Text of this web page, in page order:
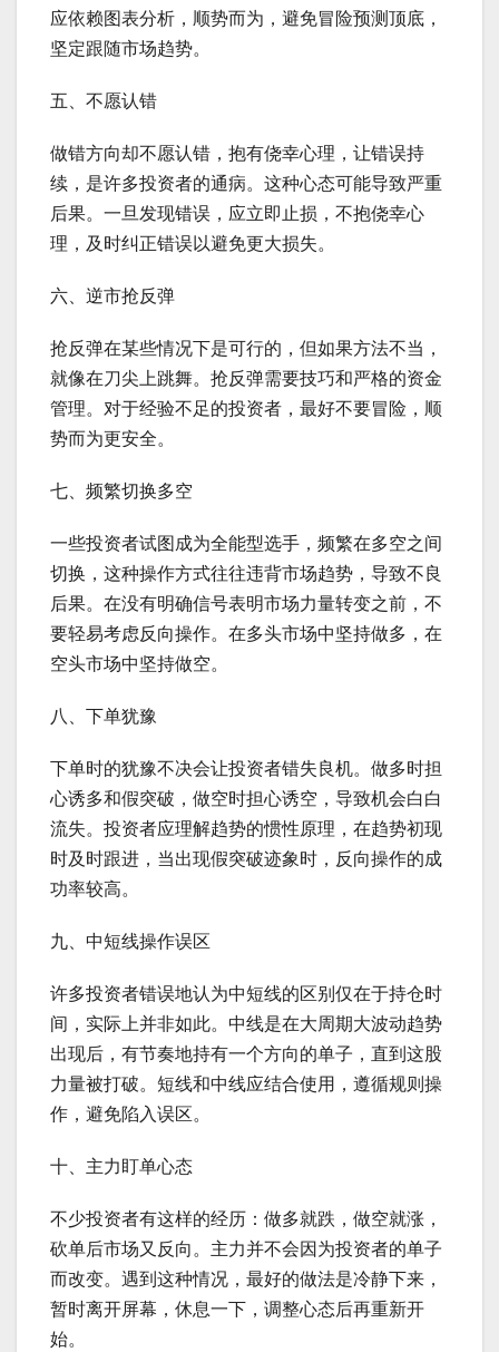
应依赖图表分析，顺势而为，避免冒险预测顶底，
坚定跟随市场趋势。
五、不愿认错
做错方向却不愿认错，抱有侥幸心理，让错误持
续，是许多投资者的通病。这种心态可能导致严重
后果。一旦发现错误，应立即止损，不抱侥幸心
理，及时纠正错误以避免更大损失。
六、逆市抢反弹
抢反弹在某些情况下是可行的，但如果方法不当，
就像在刀尖上跳舞。抢反弹需要技巧和严格的资金
管理。对于经验不足的投资者，最好不要冒险，顺
势而为更安全。
七、频繁切换多空
一些投资者试图成为全能型选手，频繁在多空之间
切换，这种操作方式往往违背市场趋势，导致不良
后果。在没有明确信号表明市场力量转变之前，不
要轻易考虑反向操作。在多头市场中坚持做多，在
空头市场中坚持做空。
八、下单犹豫
下单时的犹豫不决会让投资者错失良机。做多时担
心诱多和假突破，做空时担心诱空，导致机会白白
流失。投资者应理解趋势的惯性原理，在趋势初现
时及时跟进，当出现假突破迹象时，反向操作的成
功率较高。
九、中短线操作误区
许多投资者错误地认为中短线的区别仅在于持仓时
间，实际上并非如此。中线是在大周期大波动趋势
出现后，有节奏地持有一个方向的单子，直到这股
力量被打破。短线和中线应结合使用，遵循规则操
作，避免陷入误区。
十、主力盯单心态
不少投资者有这样的经历：做多就跌，做空就涨，
砍单后市场又反向。主力并不会因为投资者的单子
而改变。遇到这种情况，最好的做法是冷静下来，
暂时离开屏幕，休息一下，调整心态后再重新开
始。